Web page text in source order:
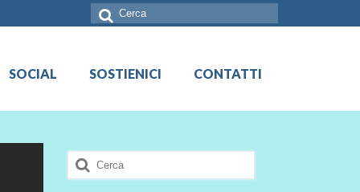
Cerca:
SOCIAL SOSTIENICI CONTATTI
Cerca: